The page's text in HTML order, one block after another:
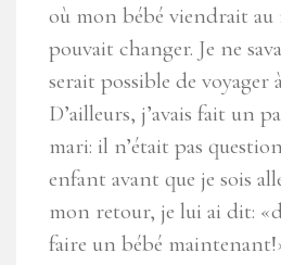
où mon bébé viendrait
pouvait changer. Je ne
serait possible de voyager
D’ailleurs, j’avais fait un
mari: il n’était pas
enfant avant que je sois
mon retour, je lui ai dit:
faire un bébé